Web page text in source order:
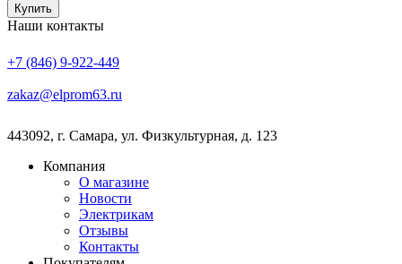
Купить
Наши контакты
+7 (846) 9-922-449
zakaz@elprom63.ru
443092, г. Самара, ул. Физкультурная, д. 123
Компания
О магазине
Новости
Электрикам
Отзывы
Контакты